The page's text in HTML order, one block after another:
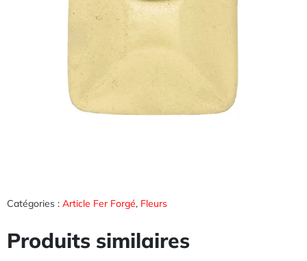
Catégories : Article Fer Forgé, Fleurs
Produits similaires